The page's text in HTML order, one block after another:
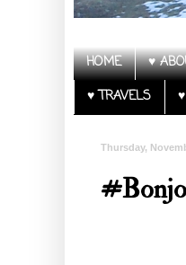
HOME ♥
♥ TRAVELS
Thursday,